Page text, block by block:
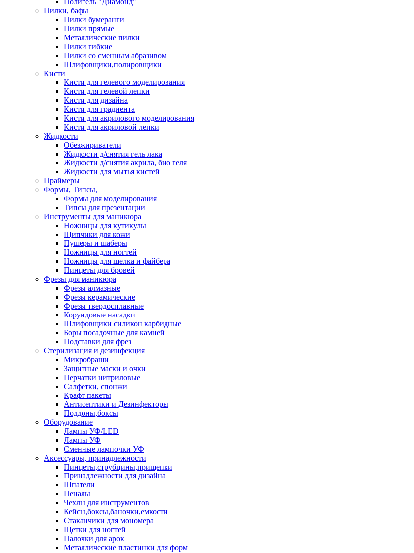
Полигель "Диамонд"
Пилки, бафы
Пилки бумеранги
Пилки прямые
Металлические пилки
Пилки гибкие
Пилки со сменным абразивом
Шлифовщики,полировщики
Кисти
Кисти для гелевого моделирования
Кисти для гелевой лепки
Кисти для дизайна
Кисти для градиента
Кисти для акрилового моделирования
Кисти для акриловой лепки
Жидкости
Обезжириватели
Жидкости д/снятия гель лака
Жидкости д/снятия акрила, био геля
Жидкости для мытья кистей
Праймеры
Формы, Типсы,
Формы для моделирования
Типсы для презентации
Инструменты для маникюра
Ножницы для кутикулы
Щипчики для кожи
Пушеры и шаберы
Ножницы для ногтей
Ножницы для шелка и файбера
Пинцеты для бровей
Фрезы для маникюра
Фрезы алмазные
Фрезы керамические
Фрезы твердосплавные
Корундовые насадки
Шлифовщики силикон карбидные
Боры посадочные для камней
Подставки для фрез
Стерилизация и дезинфекция
Микробраши
Защитные маски и очки
Перчатки нитриловые
Салфетки, спонжи
Крафт пакеты
Антисептики и Дезинфекторы
Поддоны,боксы
Оборудование
Лампы УФ/LED
Лампы УФ
Сменные лампочки УФ
Аксессуары, принадлежности
Пинцеты,струбцины,прищепки
Принадлежности для дизайна
Шпатели
Пеналы
Чехлы для инструментов
Кейсы,боксы,баночки,емкости
Стаканчики для мономера
Щетки для ногтей
Палочки для арок
Металлические пластинки для форм